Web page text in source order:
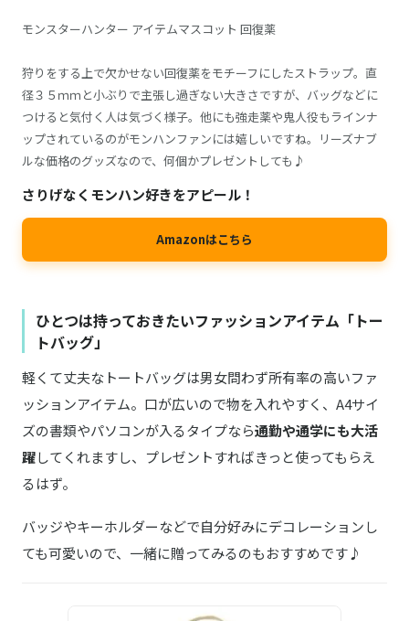
モンスターハンター アイテムマスコット 回復薬
狩りをする上で欠かせない回復薬をモチーフにしたストラップ。直
径３５ｍｍと小ぶりで主張し過ぎない大きさですが、バッグなどに
つけると気付く人は気づく様子。他にも強走薬や鬼人役もラインナ
ップされているのがモンハンファンには嬉しいですね。リーズナブ
ルな価格のグッズなので、何個かプレゼントしても♪
さりげなくモンハン好きをアピール！
Amazonはこちら
ひとつは持っておきたいファッションアイテム「トー
トバッグ」
軽くて丈夫なトートバッグは男女問わず所有率の高いファ
ッションアイテム。口が広いので物を入れやすく、A4サイ
ズの書類やパソコンが入るタイプなら通勤や通学にも大活
躍してくれますし、プレゼントすればきっと使ってもらえ
るはず。
バッジやキーホルダーなどで自分好みにデコレーションし
ても可愛いので、一緒に贈ってみるのもおすすめです♪